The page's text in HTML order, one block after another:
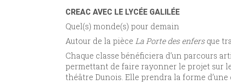
CREAC AVEC LE LYCÉE GALILÉE
Quel(s) monde(s) pour demain
Autour de la pièce La Porte des enfersque
Chaque classe bénéficiera d’un parcours
permettant de faire rayonner le projet sur
théâtre Dunois. Elle prendra la forme